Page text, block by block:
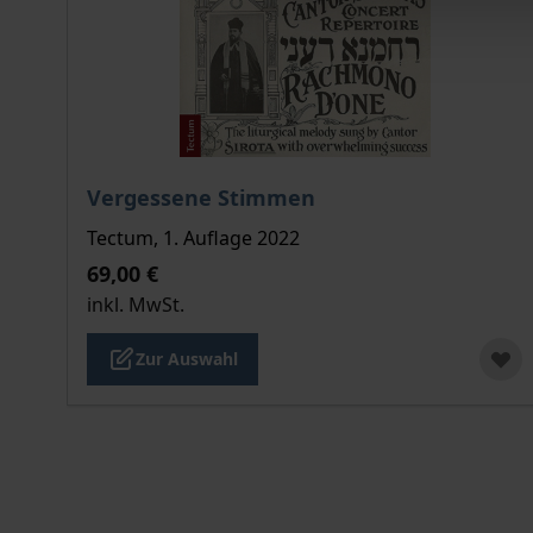
Vergessene Stimmen
Der Preis dieses Titels richtet sich nach der
Tectum, 1. Auflage 2022
69,00 €
inkl. MwSt.
Zur Auswahl